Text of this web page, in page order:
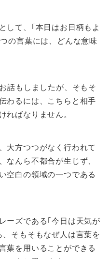
して、｢本日はお日柄もよ
の言葉には、どんな意味
話もしましたが、そもそ
わるには、こちらと相手
ればなりません。
大方つつがなく行われて
なんら不都合が生じず、
空白の領域の一つである
ーズである｢今日は天気が
そもそもなぜ人は言葉を
葉を用いることができる